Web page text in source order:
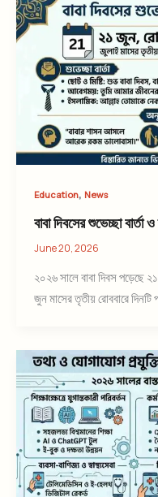
Education, News
বাবা দিবসের শুভেচ্ছা
June 20, 2026
২০২৬ সালে বাবা দিবস পড়েছে
জুন মাসের তৃতীয় রোববারে দিনটি